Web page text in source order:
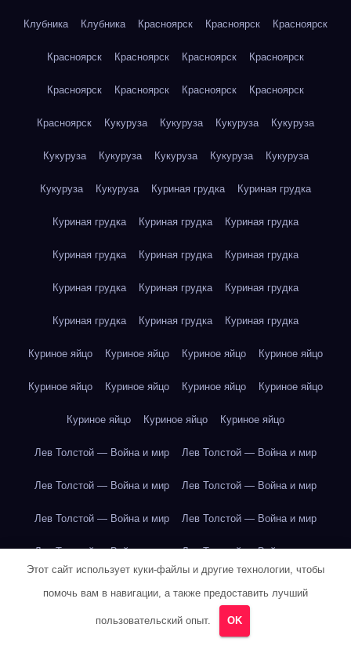
Клубника Клубника Красноярск Красноярск Красноярск
Красноярск Красноярск Красноярск Красноярск
Красноярск Красноярск Красноярск Красноярск
Красноярск Кукуруза Кукуруза Кукуруза Кукуруза
Кукуруза Кукуруза Кукуруза Кукуруза Кукуруза
Кукуруза Кукуруза Куриная грудка Куриная грудка
Куриная грудка Куриная грудка Куриная грудка
Куриная грудка Куриная грудка Куриная грудка
Куриная грудка Куриная грудка Куриная грудка
Куриная грудка Куриная грудка Куриная грудка
Куриное яйцо Куриное яйцо Куриное яйцо Куриное яйцо
Куриное яйцо Куриное яйцо Куриное яйцо Куриное яйцо
Куриное яйцо Куриное яйцо Куриное яйцо
Лев Толстой — Война и мир Лев Толстой — Война и мир
Лев Толстой — Война и мир Лев Толстой — Война и мир
Лев Толстой — Война и мир Лев Толстой — Война и мир
Лев Толстой — Война и мир Лев Толстой — Война и мир
Лев Толстой — Война и мир Лев Толстой — Война и мир
Этот сайт использует куки-файлы и другие технологии, чтобы
помочь вам в навигации, а также предоставить лучший
пользовательский опыт. OK